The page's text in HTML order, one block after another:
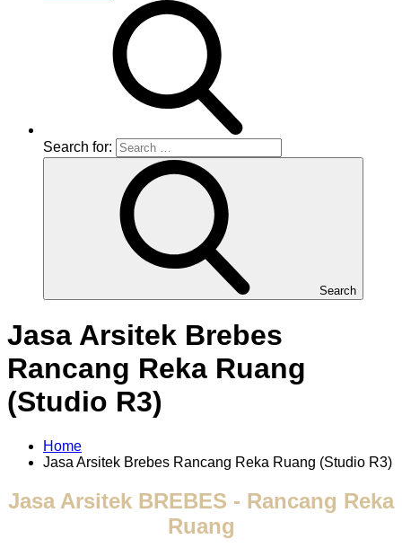
Search for:
Search
Jasa Arsitek Brebes
Rancang Reka Ruang
(Studio R3)
Home
Jasa Arsitek Brebes Rancang Reka Ruang (Studio R3)
Jasa Arsitek BREBES - Rancang Reka
Ruang